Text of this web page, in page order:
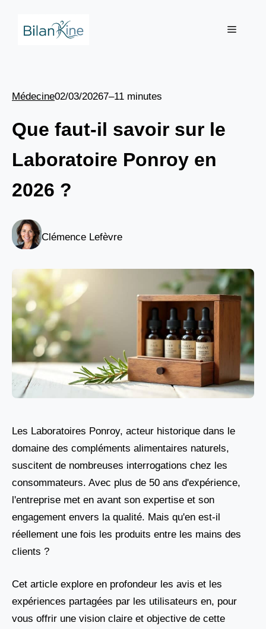
Menu
Médecine02/03/20267–11 minutes
Que faut-il savoir sur le
Laboratoire Ponroy en
2026 ?
Clémence Lefèvre
Les Laboratoires Ponroy, acteur historique dans le
domaine des compléments alimentaires naturels,
suscitent de nombreuses interrogations chez les
consommateurs. Avec plus de 50 ans d'expérience,
l'entreprise met en avant son expertise et son
engagement envers la qualité. Mais qu'en est-il
réellement une fois les produits entre les mains des
clients ?
Cet article explore en profondeur les avis et les
expériences partagées par les utilisateurs en, pour
vous offrir une vision claire et objective de cette